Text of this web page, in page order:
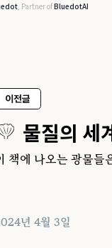
, Partner ofBluedotAI
이전글
물질의 세
책에 나오는 광물들
년 4월 3일